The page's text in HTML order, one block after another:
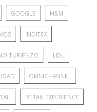
GOOGLE H&M
INDITEX
TURIENZO LIDL
OMNICHANNEL
RETAIL EXPERIENCE